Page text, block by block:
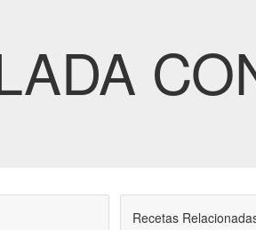
Recetas